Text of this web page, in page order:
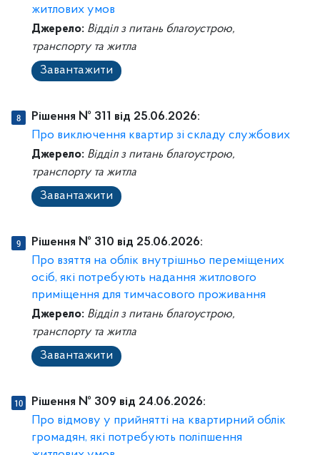
житлових умов
Джерело: Відділ з питань благоустрою,
транспорту та житла
Завантажити
Рішення № 311 від 25.06.2026:
Про виключення квартир зі складу службових
Джерело: Відділ з питань благоустрою,
транспорту та житла
Завантажити
Рішення № 310 від 25.06.2026:
Про взяття на облік внутрішньо переміщених
осіб, які потребують надання житлового
приміщення для тимчасового проживання
Джерело: Відділ з питань благоустрою,
транспорту та житла
Завантажити
Рішення № 309 від 24.06.2026:
Про відмову у прийнятті на квартирний облік
громадян, які потребують поліпшення